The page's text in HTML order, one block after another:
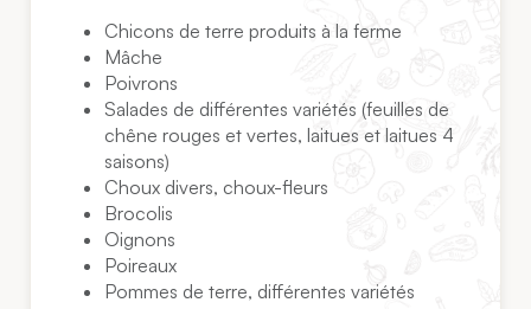
Chicons de terre produits à la ferme
Mâche
Poivrons
Salades de différentes variétés (feuilles de
chêne rouges et vertes, laitues et laitues 4
saisons)
Choux divers, choux-fleurs
Brocolis
Oignons
Poireaux
Pommes de terre, différentes variétés